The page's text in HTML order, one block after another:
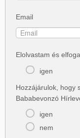
Email
Elolvastam és
igen
Hozzájárulok, hogy
Bababevonzó
igen
nem